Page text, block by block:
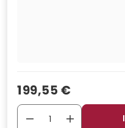
Verkaufspreis
199,55 €